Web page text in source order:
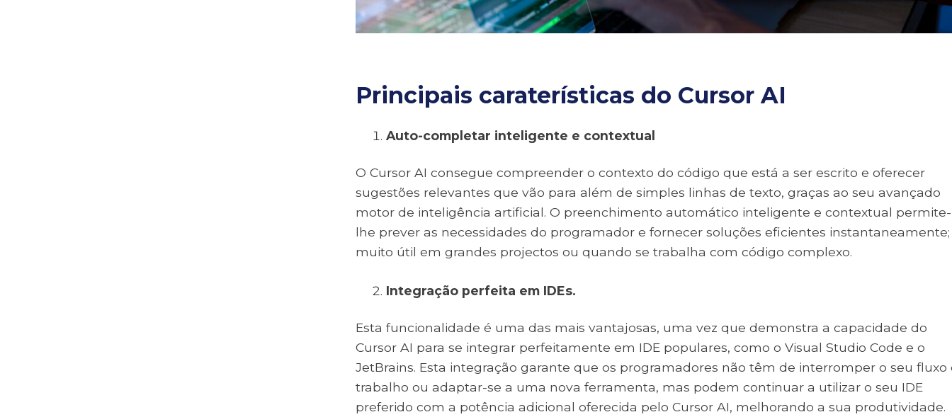
Principais caraterísticas do Cursor AI
Auto-completar inteligente e contextual
O Cursor AI consegue compreender o contexto do código que está a ser escrito e oferecer
sugestões relevantes que vão para além de simples linhas de texto, graças ao seu avançado
motor de inteligência artificial. O preenchimento automático inteligente e contextual permite-
lhe prever as necessidades do programador e fornecer soluções eficientes instantaneamente;
muito útil em grandes projectos ou quando se trabalha com código complexo.
Integração perfeita em IDEs.
Esta funcionalidade é uma das mais vantajosas, uma vez que demonstra a capacidade do
Cursor AI para se integrar perfeitamente em IDE populares, como o Visual Studio Code e o
JetBrains. Esta integração garante que os programadores não têm de interromper o seu fluxo
trabalho ou adaptar-se a uma nova ferramenta, mas podem continuar a utilizar o seu IDE
preferido com a potência adicional oferecida pelo Cursor AI, melhorando a sua produtividade.